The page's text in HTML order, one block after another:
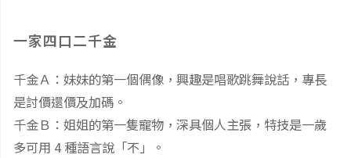
享
（下）"
我
家
市
蒙
特
梭
一家四口二千金
千金Ａ：妹妹的第一個偶像，興趣是唱歌跳舞說話，專長
是討價還價及加碼。
千金Ｂ：姐姐的第一隻寵物，深具個人主張，特技是一歲
多可用 4 種語言說「不」。